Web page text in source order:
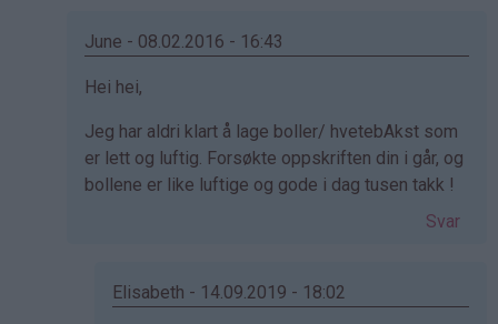
Elinda
bekreftet)
June - 08.02.2016 - 16:43
Som
på
av
Kristine
Hei hei,
Jeg har aldri klart å lage boller/ hvetebAkst som
er lett og luftig. Forsøkte oppskriften din i går, og
bollene er like luftige og gode i dag tusen takk !
Svar
Elisabeth - 14.09.2019 - 18:02